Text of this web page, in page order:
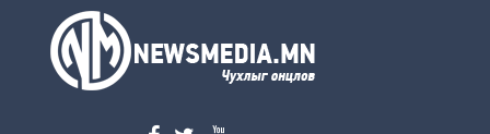
2026-08-5
2026-08-5